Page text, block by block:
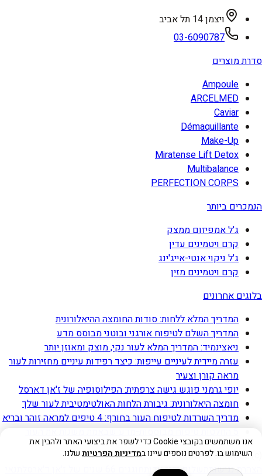
ויצמן 14 תל אביב
03-6090787
סדרת מוצרים
Ampoule
ARCELMED
Caviar
Démaquillante
Make-Up
Miratense Lift Detox
Multibalance
PERFECTION CORPS
הנמכרים ביותר
ג'ל אמפיזום ממצק
קרם ויטמינים עדין
ג'ל ניקוי אנטי-אייג'ינג
קרם ויטמינים מזין
בלוגים אחרונים
המדריך המלא ללחות: סודות החומצה ההיאלורונית
המדריך השלם לטיפוח אורגני ובוטני מבוסס מדע
ניאצינמיד: המדריך המלא לעור נקי, מוצק ומאוזן יותר
עזרה מיידית לעיניים עייפות: כיצד רפידות עיניים מחזירות לעור
מראה קורן וצעיר
יופי גרמני פוגש גישה צרפתית: הפילוסופיה של ז'אן דארסל
חומצה היאלורונית: גיבורת הלחות האולטימטיבית לעור שלך
מדריך השרדות לטיפוח העור בחורף: 4 טיפים למראה זוהר ובריא
הצהרת נגישות תשלום ידניאודות
אנו משתמשים בקובצי Cookie כדי לשפר את ביצועי האתר ולהבין את
השימוש בו. לפרטים נוספים עיינו במדיניות הפרטיותשלנו.